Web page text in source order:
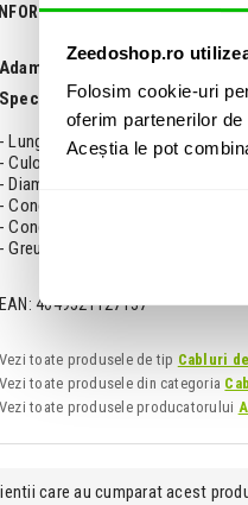
Zeedoshop.ro
Folosim cookie-uri
oferim partenerilor
Aceștia le pot
INFORMATII SPECIFICATII
Adam Hall 3Star Mic XLR 3m:
Specificatii:
- Lungime: 3 m
- Culoare: Negru
- Diametru cablu: 6 mm
- Conector 1: XLR tata 3 pini
- Conector 2: XLR mama 3 pini
- Greutate: 228 g
EAN: 4049521127137
Vezi toate produsele de tip Cabluri
Vezi toate produsele din categoria
Vezi toate produsele producatorului
care au cumparat acest